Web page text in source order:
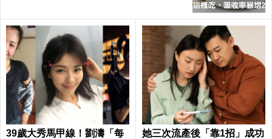
39歲大秀馬甲線！劉濤「每
她三次流產後「靠1招」成功